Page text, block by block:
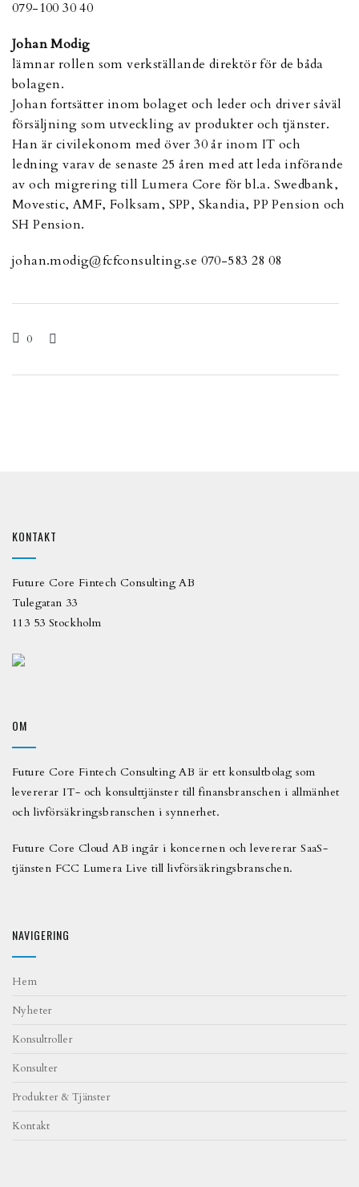
079-100 30 40
Johan Modig
lämnar rollen som verkställande direktör för de båda
bolagen.
Johan fortsätter inom bolaget och leder och driver såväl
försäljning som utveckling av produkter och tjänster.
Han är civilekonom med över 30 år inom IT och
ledning varav de senaste 25 åren med att leda införande
av och migrering till Lumera Core för bl.a. Swedbank,
Movestic, AMF, Folksam, SPP, Skandia, PP Pension och
SH Pension.
johan.modig@fcfconsulting.se 070-583 28 08
0
KONTAKT
Future Core Fintech Consulting AB
Tulegatan 33
113 53 Stockholm
OM
Future Core Fintech Consulting AB är ett konsultbolag som
levererar IT- och konsulttjänster till finansbranschen i allmänhet
och livförsäkringsbranschen i synnerhet.
Future Core Cloud AB ingår i koncernen och levererar SaaS-
tjänsten FCC Lumera Live till livförsäkringsbranschen.
NAVIGERING
Hem
Nyheter
Konsultroller
Konsulter
Produkter & Tjänster
Kontakt